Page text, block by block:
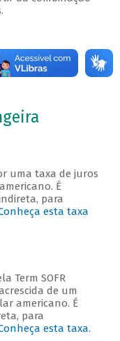
Central do
uma taxa de juros
É
para
esta taxa
Term SOFR
de um
americano. É
para
esta taxa.